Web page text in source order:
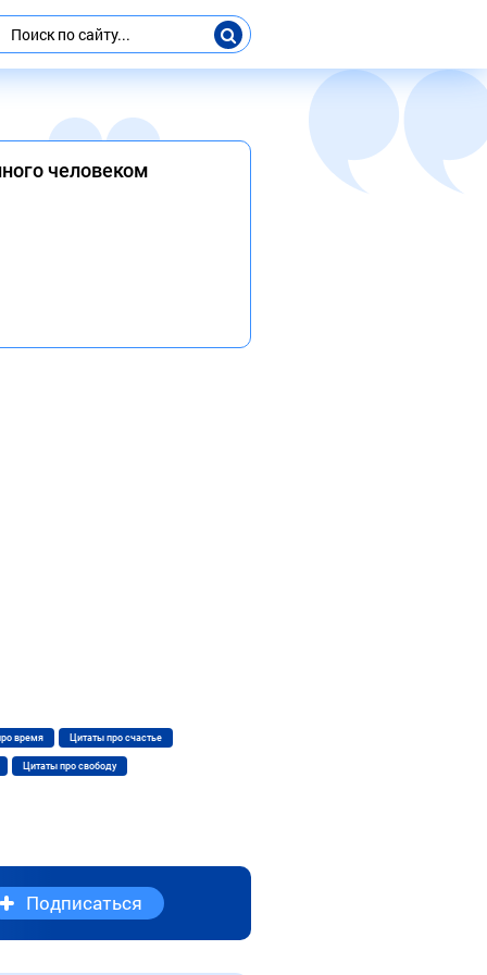
человеком
время Цитаты про счастье
Цитаты про свободу
Подписаться